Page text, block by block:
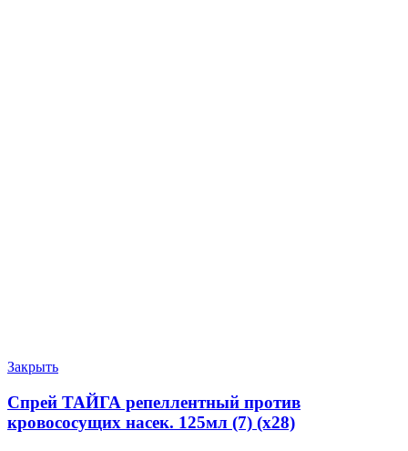
Закрыть
Спрей ТАЙГА репеллентный против
кровососущих насек. 125мл (7) (х28)